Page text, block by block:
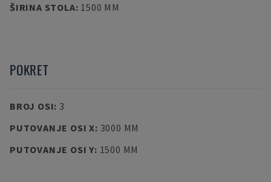
ŠIRINA STOLA: 1500 MM
POKRET
BROJ OSI: 3
PUTOVANJE OSI X: 3000 MM
PUTOVANJE OSI Y: 1500 MM